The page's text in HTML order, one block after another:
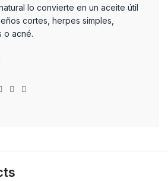
lo convierte en un aceite útil
cortes, herpes simples,
o acné.